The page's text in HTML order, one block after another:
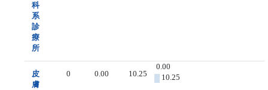
科
系
診
療
所
皮
膚
0 0.00 10.25
0.00
10.25